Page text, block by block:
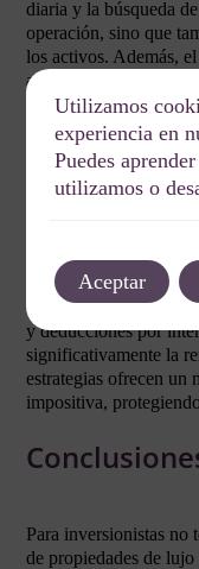
diaria y la búsqueda
operación, sino que
los activos. Además,
adecuadas mediante
generar un ahorro
Optimización
La estructuración
optimizan las cargas
patrimonial.
El uso de mecanismos
y deducciones por
significativamente la
estrategias ofrecen un
impositiva,
Para inversionistas no
de propiedades de
Utilizamos
experiencia en
Puedes
utilizamos o
Aceptar